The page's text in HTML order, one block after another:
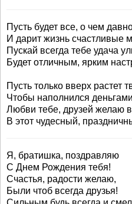
Пусть будет все, о чем
И дарит жизнь счастливые
Пускай всегда тебе удача
Будет отличным, ярким
Пусть только вверх растет
Чтобы наполнился
Любви тебе, друзей желаю
В этот чудесный,
Я, братишка, поздравляю
С Днем Рождения тебя!
Счастья, радости желаю,
Были чтоб всегда друзья!